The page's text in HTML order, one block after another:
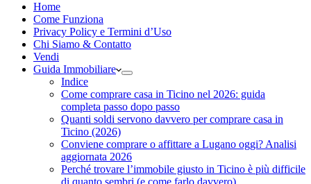
Home
Come Funziona
Privacy Policy e Termini d’Uso
Chi Siamo & Contatto
Vendi
Guida Immobiliare
Indice
Come comprare casa in Ticino nel 2026: guida
completa passo dopo passo
Quanti soldi servono davvero per comprare casa in
Ticino (2026)
Conviene comprare o affittare a Lugano oggi? Analisi
aggiornata 2026
Perché trovare l’immobile giusto in Ticino è più difficile
di quanto sembri (e come farlo davvero)